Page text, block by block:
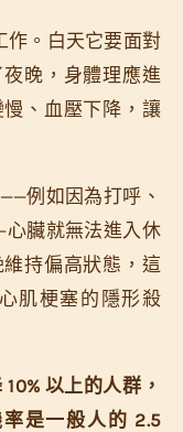
作。白天它要面對
晚，身體理應進
、血壓下降，讓
例如因為打呼、
臟就無法進入休
持偏高狀態，這
肌梗塞的隱形殺
以上的人群，
是一般人的 2.5